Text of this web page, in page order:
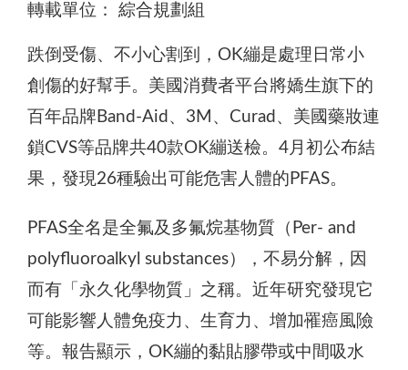
轉載單位： 綜合規劃組
跌倒受傷、不小心割到，OK繃是處理日常小
創傷的好幫手。美國消費者平台將嬌生旗下的
百年品牌Band-Aid、3M、Curad、美國藥妝連
鎖CVS等品牌共40款OK繃送檢。4月初公布結
果，發現26種驗出可能危害人體的PFAS。
PFAS全名是全氟及多氟烷基物質（Per- and
polyfluoroalkyl substances），不易分解，因
而有「永久化學物質」之稱。近年研究發現它
可能影響人體免疫力、生育力、增加罹癌風險
等。報告顯示，OK繃的黏貼膠帶或中間吸水